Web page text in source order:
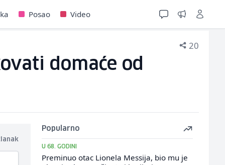
Posao Video
20
domaće od
Popularno
U 68. GODINI
Preminuo otac Lionela Messija, bio mu je